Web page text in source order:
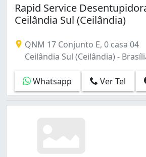
Rapid Service
Ceilândia Sul (Ceilândia)
QNM 17 Conjunto E, 0 casa 04
Ceilândia Sul (Ceilândia) -
Whatsapp Ver Tel